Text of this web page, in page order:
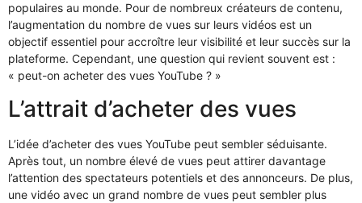
populaires au monde. Pour de nombreux créateurs de contenu,
l’augmentation du nombre de vues sur leurs vidéos est un
objectif essentiel pour accroître leur visibilité et leur succès sur la
plateforme. Cependant, une question qui revient souvent est :
« peut-on acheter des vues YouTube ? »
L’attrait d’acheter des vues
L’idée d’acheter des vues YouTube peut sembler séduisante.
Après tout, un nombre élevé de vues peut attirer davantage
l’attention des spectateurs potentiels et des annonceurs. De plus,
une vidéo avec un grand nombre de vues peut sembler plus